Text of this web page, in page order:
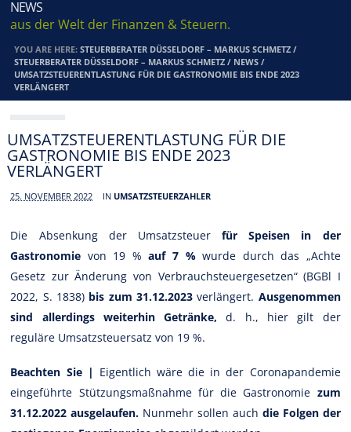
NEWS
aus der Welt der Finanzen & Steuern.
YOU ARE HERE:STEUERBERATER DÜSSELDORF – MARKUS SCHMETZ /
STEUERBERATER DÜSSELDORF – MARKUS SCHMETZ / NEWS /
UMSATZSTEUERENTLASTUNG FÜR DIE GASTRONOMIE BIS ENDE 2023
VERLÄNGERT
UMSATZSTEUERENTLASTUNG FÜR DIE
GASTRONOMIE BIS ENDE 2023
VERLÄNGERT
25. NOVEMBER 2022 IN UMSATZSTEUERZAHLER
Die Absenkung der Umsatzsteuerfür Speisen in der
Gastronomie von 19 %auf 7 %wurde durch das „Achte
Gesetz zur Änderung von Verbrauchsteuergesetzen“ (BGBl I
2022, S. 1838) bis zum 31.12.2023verlängert. Ausgenommen
sind allerdings weiterhin Getränke, d. h., hier gilt der
reguläre Umsatzsteuersatz von 19 %.
Beachten Sie | Eigentlich wäre die in der Coronapandemie
eingeführte Stützungsmaßnahme für die Gastronomie zum
31.12.2022 ausgelaufen. Nunmehr sollen auch die Folgen der